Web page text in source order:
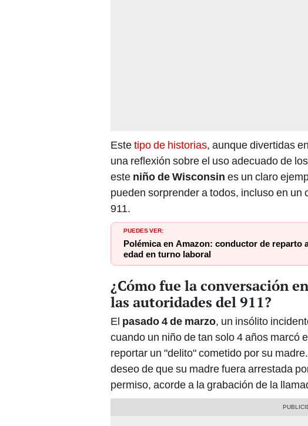
Estetipo de historias, aunque divertidas
una reflexión sobre el uso adecuado de
este niño de Wisconsin es un claro
pueden sorprender a todos, incluso en
911.
PUEDES VER:
Polémica en Amazon: conductor de reparto
edad en turno laboral
¿Cómo fue la conversación
las autoridades del 911?
El pasado 4 de marzo, un insólito
cuando un niño de tan solo 4 años marcó
reportar un "delito" cometido por su
deseo de que su madre fuera arrestada
permiso, acorde a la grabación de la